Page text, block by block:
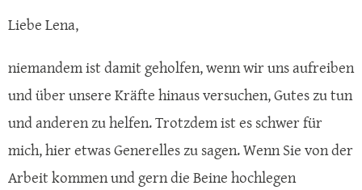
Liebe Lena,
niemandem ist damit geholfen, wenn wir uns aufreiben
und über unsere Kräfte hinaus versuchen, Gutes zu tun
und anderen zu helfen. Trotzdem ist es schwer für
mich, hier etwas Generelles zu sagen. Wenn Sie von der
Arbeit kommen und gern die Beine hochlegen